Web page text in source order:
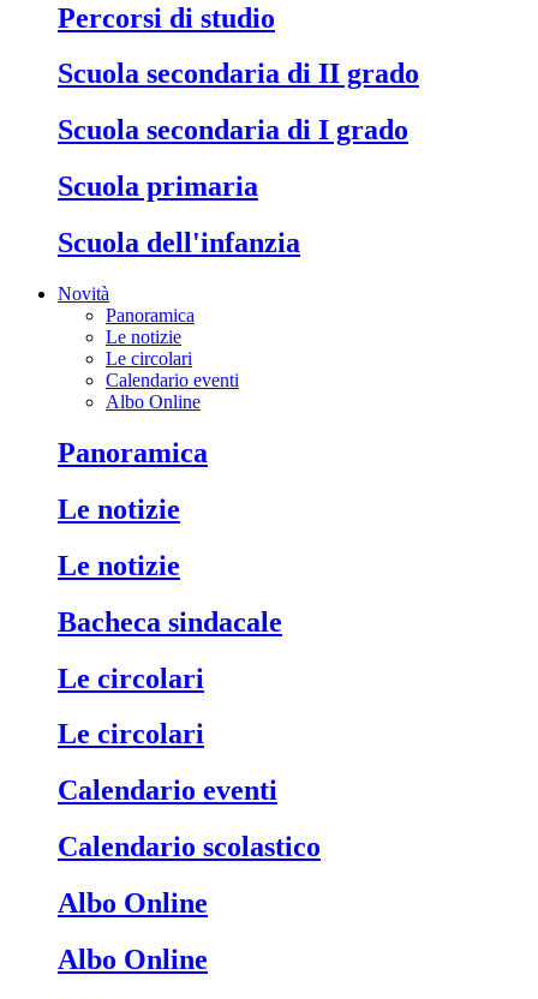
Percorsi di studio
Scuola secondaria di II grado
Scuola secondaria di I grado
Scuola primaria
Scuola dell'infanzia
Novità
Panoramica
Le notizie
Le circolari
Calendario eventi
Albo Online
Panoramica
Le notizie
Le notizie
Bacheca sindacale
Le circolari
Le circolari
Calendario eventi
Calendario scolastico
Albo Online
Albo Online